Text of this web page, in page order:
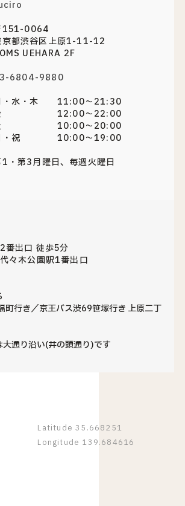
151-0064
京都渋谷区上原1-11-12
UEHARA 2F
6804-9880
・水・木 11:00～21:30
12:00～22:00
10:00～20:00
・祝 10:00～19:00
1・第3月曜日、毎週火曜日
番出口 徒歩5分
々木公園駅1番出口
町行き／京王バス渋69笹塚行き 上原二丁
通り沿い(井の頭通り)です
Latitude 35.668251
Longitude 139.684616